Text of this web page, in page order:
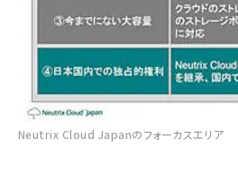
Neutrix Cloud Japanのフォーカスエリア